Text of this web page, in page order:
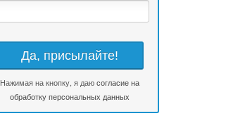
Нажимая на кнопку, я даюсогласие на
обработку персональных данных